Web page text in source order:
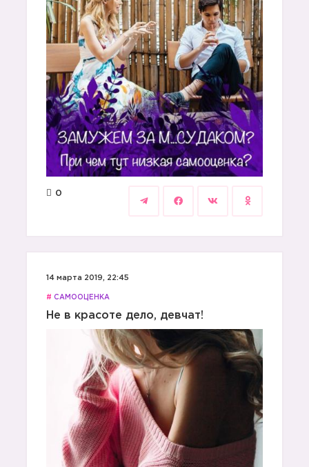
0
14 марта 2019, 22:45
# САМООЦЕНКА
Не в красоте дело, девчат!